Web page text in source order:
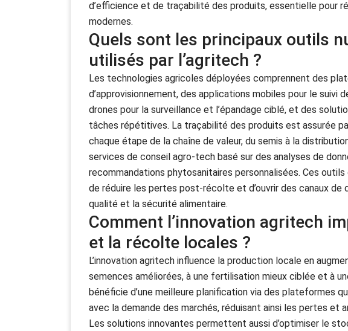
d’efficience et de traçabilité des produits, essentielle pour
modernes.
Quels sont les principaux outils
utilisés par l’agritech ?
Les technologies agricoles déployées comprennent des
d’approvisionnement, des applications mobiles pour le suivi
drones pour la surveillance et l’épandage ciblé, et des
tâches répétitives. La traçabilité des produits est assurée
chaque étape de la chaîne de valeur, du semis à la
services de conseil agro-tech basé sur des analyses de
recommandations phytosanitaires personnalisées. Ces
de réduire les pertes post-récolte et d’ouvrir des canaux
qualité et la sécurité alimentaire.
Comment l’innovation agritech
et la récolte locales ?
L’innovation agritech influence la production locale en
semences améliorées, à une fertilisation mieux ciblée et à
bénéficie d’une meilleure planification via des plateformes
avec la demande des marchés, réduisant ainsi les pertes et
Les solutions innovantes permettent aussi d’optimiser le